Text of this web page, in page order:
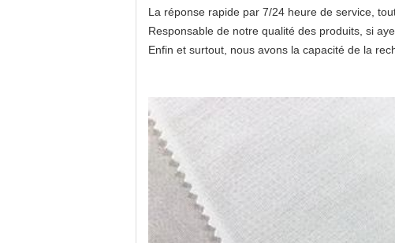
La réponse rapide par 7/24 heure de service,
Responsable de notre qualité des produits, si
Enfin et surtout, nous avons la capacité de la